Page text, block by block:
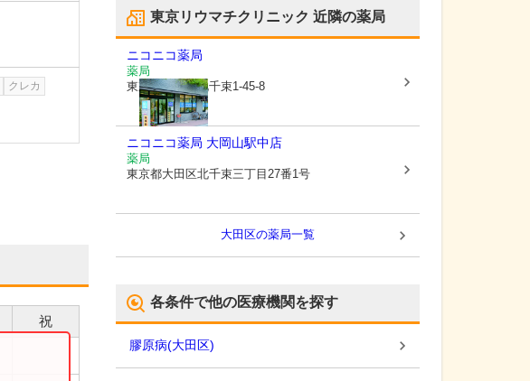
クレカ
祝
東京リウマチクリニック 近隣の薬局
ニコニコ薬局
薬局
東京都大田区北千束1-45-8
ニコニコ薬局 大岡山駅中店
薬局
東京都大田区北千束三丁目27番1号
大田区の薬局一覧
各条件で他の医療機関を探す
膠原病(大田区)